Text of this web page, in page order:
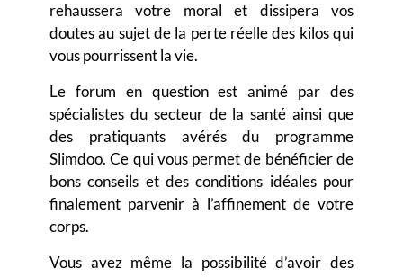
rehaussera votre moral et dissipera vos
doutes au sujet de la perte réelle des kilos qui
vous pourrissent la vie.
Le forum en question est animé par des
spécialistes du secteur de la santé ainsi que
des pratiquants avérés du programme
Slimdoo. Ce qui vous permet de bénéficier de
bons conseils et des conditions idéales pour
finalement parvenir à l’affinement de votre
corps.
Vous avez même la possibilité d’avoir des